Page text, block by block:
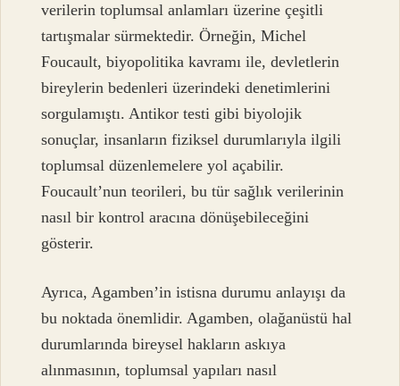
verilerin toplumsal anlamları üzerine çeşitli
tartışmalar sürmektedir. Örneğin, Michel
Foucault, biyopolitika kavramı ile, devletlerin
bireylerin bedenleri üzerindeki denetimlerini
sorgulamıştı. Antikor testi gibi biyolojik
sonuçlar, insanların fiziksel durumlarıyla ilgili
toplumsal düzenlemelere yol açabilir.
Foucault’nun teorileri, bu tür sağlık verilerinin
nasıl bir kontrol aracına dönüşebileceğini
gösterir.
Ayrıca, Agamben’in istisna durumu anlayışı da
bu noktada önemlidir. Agamben, olağanüstü hal
durumlarında bireysel hakların askıya
alınmasının, toplumsal yapıları nasıl